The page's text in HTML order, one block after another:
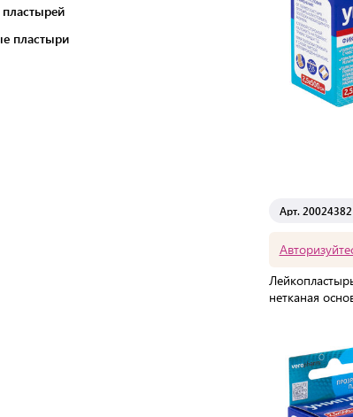
пластыри
Арт. 20024382
нетканая